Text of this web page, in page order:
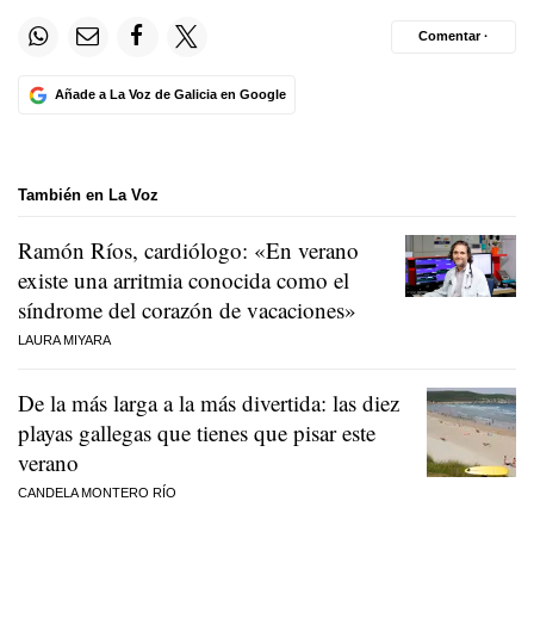
Añade a La Voz de Galicia en Google
Comentar ·
También en La Voz
Ramón Ríos, cardiólogo: «En verano
existe una arritmia conocida como el
síndrome del corazón de vacaciones»
LAURA MIYARA
De la más larga a la más divertida: las diez
playas gallegas que tienes que pisar este
verano
CANDELA MONTERO RÍO